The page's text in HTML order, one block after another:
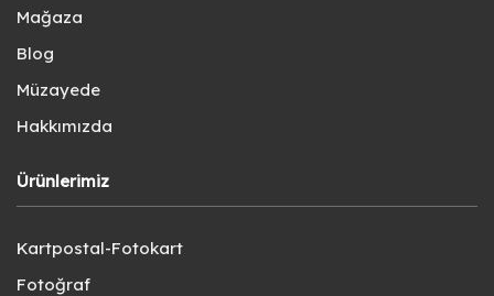
Mağaza
Blog
Müzayede
Hakkımızda
Ürünlerimiz
Kartpostal-Fotokart
Fotoğraf